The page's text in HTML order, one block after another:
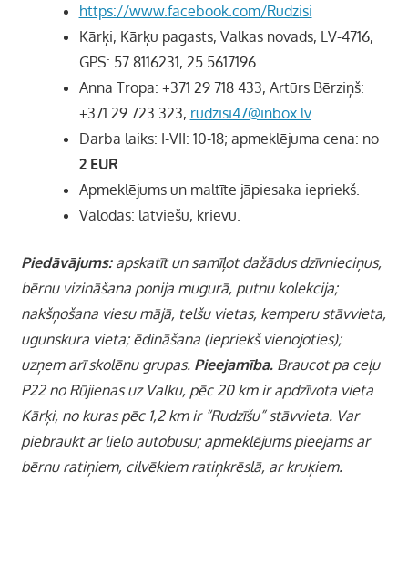
https://www.facebook.com/Rudzisi
Kārķi, Kārķu pagasts, Valkas novads, LV-4716,
GPS: 57.8116231, 25.5617196.
Anna Tropa: +371 29 718 433, Artūrs Bērziņš:
+371 29 723 323, rudzisi47@inbox.lv
Darba laiks: I-VII: 10-18; apmeklējuma cena: no
2 EUR
Apmeklējums un maltīte jāpiesaka iepriekš.
Valodas: latviešu, krievu.
Piedāvājums:apskatīt un samīļot dažādus dzīvnieciņus,
bērnu vizināšana ponija mugurā, putnu kolekcija;
nakšņošana viesu mājā, telšu vietas, kemperu stāvvieta,
ugunskura vieta; ēdināšana (iepriekš vienojoties);
uzņem arī skolēnu grupas. Pieejamība. Braucot pa ceļu
P22 no Rūjienas uz Valku, pēc 20 km ir apdzīvota vieta
Kārķi, no kuras pēc 1,2 km ir “Rudzīšu”stāvvieta. Var
piebraukt ar lielo autobusu; apmeklējums pieejams ar
bērnu ratiņiem, cilvēkiem ratiņkrēslā, ar kruķiem.